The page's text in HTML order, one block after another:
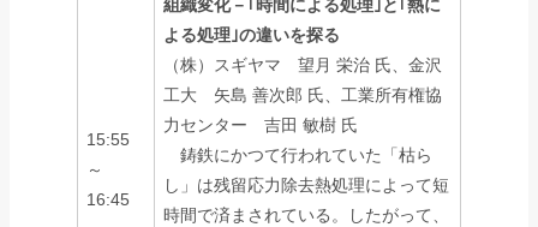
15:55
～
16:45
組織変化－｢時間による処理｣と｢熱に
よる処理｣の違いを探る
（株）スギヤマ 望月 栄治 氏、金沢
工大 矢島 善次郎 氏、工業所有権協
力センター 吉田 敏樹 氏
鋳鉄にかつて行われていた「枯ら
し」は残留応力除去熱処理によって短
時間で済まされている。したがって、